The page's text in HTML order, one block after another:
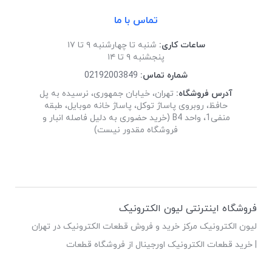
تماس با ما
ساعات کاری: شنبه تا چهارشنبه ۹ تا ۱۷
پنجشنبه ۹ تا ۱۴
شماره تماس: 02192003849
آدرس فروشگاه: تهران، خیابان جمهوری، نرسیده به پل
حافظ، روبروی پاساژ توکل، پاساژ خانه موبایل، طبقه
منفی1، واحد B4 (خرید حضوری به دلیل فاصله انبار و
فروشگاه مقدور نیست)
فروشگاه اینترنتی لیون الکترونیک
لیون الکترونیک مرکز خرید و فروش قطعات الکترونیک در تهران
| خرید قطعات الکترونیک اورجینال از فروشگاه قطعات